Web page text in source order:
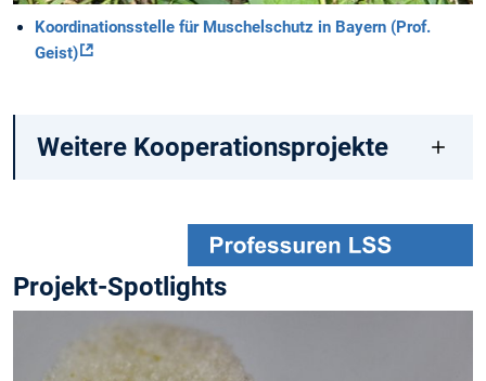
Koordinationsstelle für Muschelschutz in Bayern (Prof.
Geist)
Weitere Kooperationsprojekte
Projekt-Spotlights